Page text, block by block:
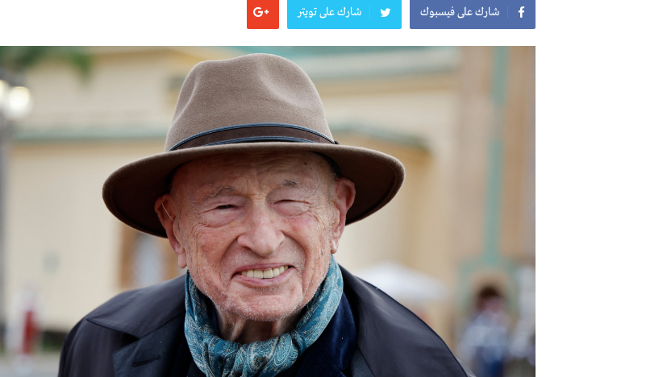
شارك على فيسبوك شارك على تويتر